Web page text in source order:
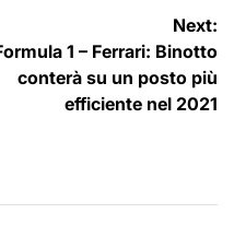
Next:
1 – Ferrari: Binotto
conterà su un posto più
efficiente nel 2021